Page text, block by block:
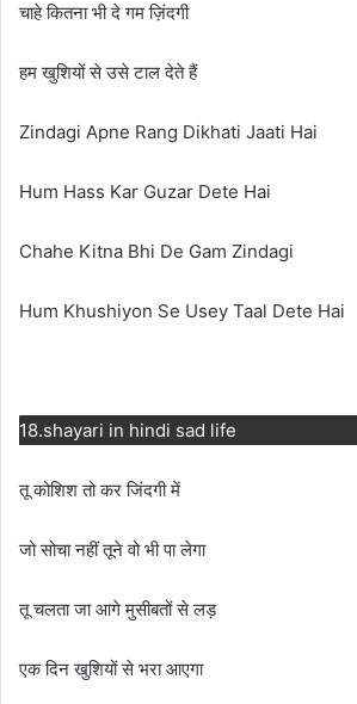
चाहे कितना भी दे गम ज़िंदगी
हम खुशियों से उसे टाल देते हैं
Zindagi Apne Rang Dikhati Jaati Hai
Hum Hass Kar Guzar Dete Hai
Chahe Kitna Bhi De Gam Zindagi
Hum Khushiyon Se Usey Taal Dete Hai
18.shayari in hindi sad life
तू कोशिश तो कर जिंदगी में
जो सोचा नहीं तूने वो भी पा लेगा
तू चलता जा आगे मुसीबतों से लड़
एक दिन खुशियों से भरा आएगा